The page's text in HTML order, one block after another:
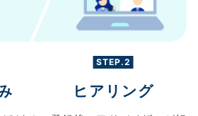
STEP.2
ヒアリング